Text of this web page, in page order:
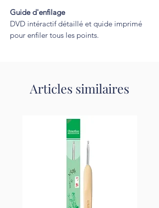
Guide d'enfilage
DVD intéractif détaillé et quide imprimé
pour enfiler tous les points.
Articles similaires